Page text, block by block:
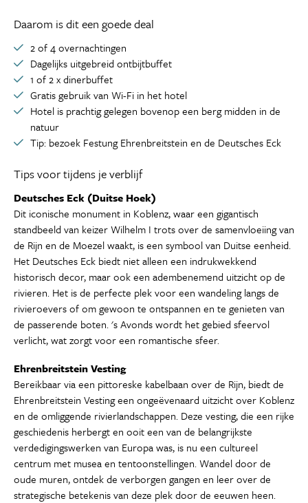
Daarom is dit een goede deal
2 of 4 overnachtingen
Dagelijks uitgebreid ontbijtbuffet
1 of 2 x dinerbuffet
Gratis gebruik van Wi-Fi in het hotel
Hotel is prachtig gelegen bovenop een berg midden in de
natuur
Tip: bezoek Festung Ehrenbreitstein en de Deutsches Eck
Tips voor tijdens je verblijf
Deutsches Eck (Duitse Hoek)
Dit iconische monument in Koblenz, waar een gigantisch
standbeeld van keizer Wilhelm I trots over de samenvloeiing van
de Rijn en de Moezel waakt, is een symbool van Duitse eenheid.
Het Deutsches Eck biedt niet alleen een indrukwekkend
historisch decor, maar ook een adembenemend uitzicht op de
rivieren. Het is de perfecte plek voor een wandeling langs de
rivieroevers of om gewoon te ontspannen en te genieten van
de passerende boten. 's Avonds wordt het gebied sfeervol
verlicht, wat zorgt voor een romantische sfeer.
Ehrenbreitstein Vesting
Bereikbaar via een pittoreske kabelbaan over de Rijn, biedt de
Ehrenbreitstein Vesting een ongeëvenaard uitzicht over Koblenz
en de omliggende rivierlandschappen. Deze vesting, die een rijke
geschiedenis herbergt en ooit een van de belangrijkste
verdedigingswerken van Europa was, is nu een cultureel
centrum met musea en tentoonstellingen. Wandel door de
oude muren, ontdek de verborgen gangen en leer over de
strategische betekenis van deze plek door de eeuwen heen.